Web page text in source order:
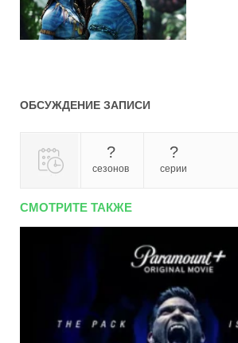
ОБСУЖДЕНИЕ ЗАПИСИ
?
сезонов
?
серии
СМОТРИТЕ ТАКЖЕ